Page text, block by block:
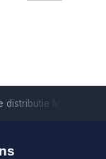
distributie